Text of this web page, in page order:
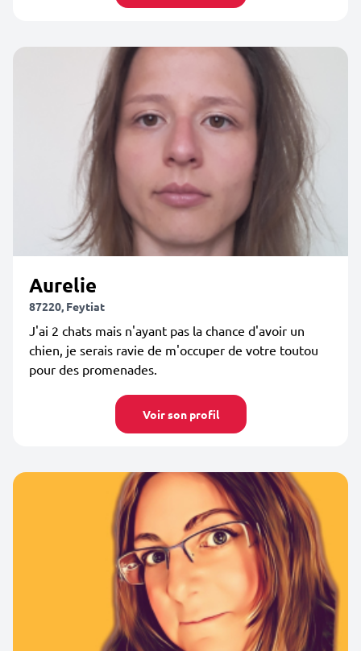
Aurelie
87220, Feytiat
J'ai 2 chats mais n'ayant pas la chance d'avoir un
chien, je serais ravie de m'occuper de votre toutou
pour des promenades.
Voir son profil